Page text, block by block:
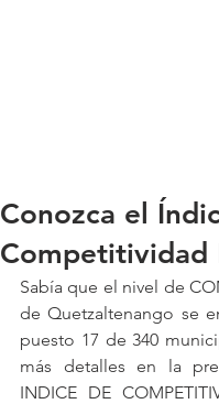
Conozca el
Competitividad
Sabía que el nivel de
de Quetzaltenango se
puesto 17 de 340
más detalles en la
INDICE DE